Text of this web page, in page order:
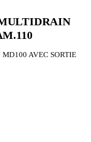
AVEC SORTIE